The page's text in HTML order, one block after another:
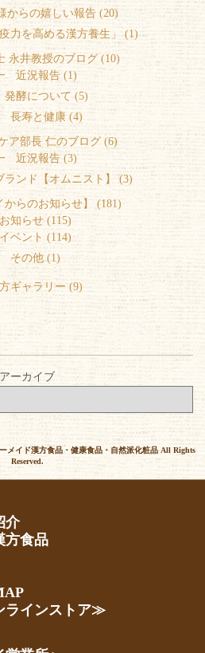
らの嬉しい報告 (20)
力を高める漢方養生」 (1)
永井教授のブログ (10)
近況報告 (1)
酵について (5)
長寿と健康 (4)
ア部長 仁のブログ (6)
近況報告 (3)
ンド【オムニスト】 (3)
からのお知らせ】 (181)
お知らせ (115)
イベント (114)
その他 (1)
ギャラリー (9)
アーカイブ
イド漢方食品・健康食品・自然派化粧品 All Rights
Reserved.
介
方食品
ラインストア≫